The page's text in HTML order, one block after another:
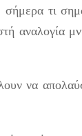
σήμερα τι
αναλογία
να